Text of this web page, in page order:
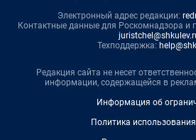
Электронный адрес редакции:
Контактные данные для Роскомнадзора и
Техподдержка:
Редакция сайта не несет
информации, содержащейся в
Информация об
Политика